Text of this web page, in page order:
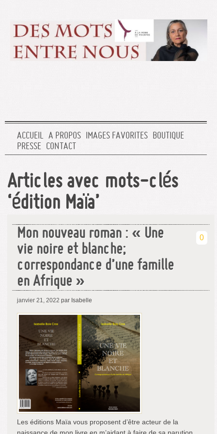
ACCUEIL A PROPOS IMAGES FAVORITES BOUTIQUE
PRESSE CONTACT
Articles avec mots-clés
‘édition Maïa’
Mon nouveau roman : « Une
vie noire et blanche;
correspondance d’une famille
en Afrique »
0
janvier 21, 2022 par Isabelle
Les éditions Maïa vous proposent d’être acteur de la